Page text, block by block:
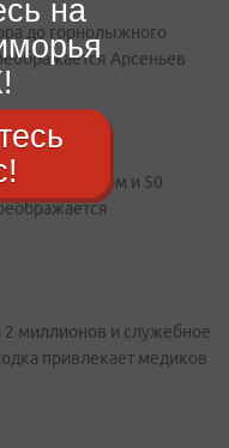
до горнолыжного
Арсеньев
с фонтаном и 50
миллионов и служебное
привлекает медиков
на